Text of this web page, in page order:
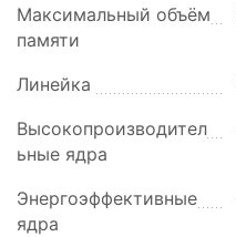
Максимальный объём
памяти
Линейка
Высокопроизводител
ьные ядра
Энергоэффективные
ядра